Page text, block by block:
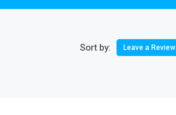
Sort by: Leave a Review